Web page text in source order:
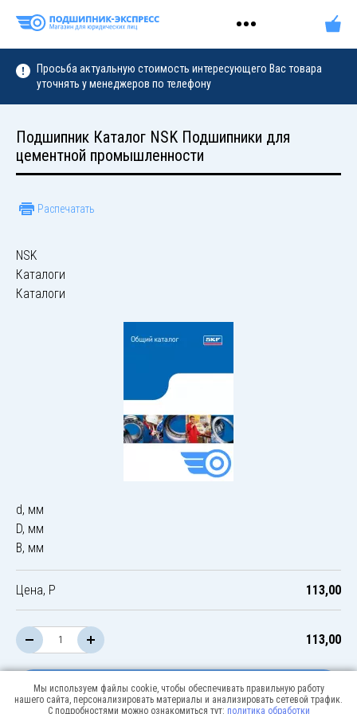
Просьба актуальную стоимость интересующего Вас товара
уточнять у менеджеров по телефону
Подшипник Каталог NSK Подшипники для
цементной промышленности
Распечатать
NSK
Каталоги
Каталоги
d, мм
D, мм
B, мм
Цена, Р 113,00
113,00
В корзину
Мы используем файлы cookie, чтобы обеспечивать правильную работу
нашего сайта, персонализировать материалы и анализировать сетевой трафик.
С подробностями можно ознакомиться тут: политика обработки